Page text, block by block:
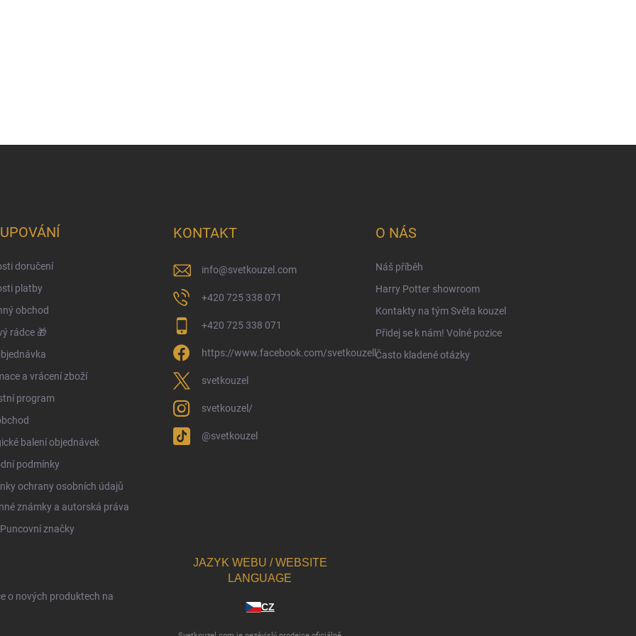
doručení
platby
obchod
rádce 🎁
a vrácení zboží
program
balení objednávek
podmínky
ochrany osobních údajů
známky a autorská práva
značky
KONTAKT
info@svetkouzel.com
+420 725 338 071
+420 725 338 071
https://www.facebook.com/svetkouzell
svetkouzel
svetkouzel/
@svetkouzel
O NÁS
Náš příběh
Harry Potter showroom
Kontakty na tým Světa kouzel
Přidej se k nám! Volné pozice
Často kladené otázky
o nových produktech na
JAZYK WEBU / WEBSITE
LANGUAGE
CZ